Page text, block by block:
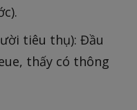
tiêu thụ): Đầu
thấy có thông